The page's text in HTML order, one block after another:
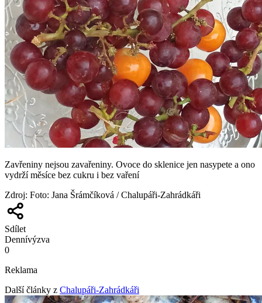
Zavřeniny nejsou zavařeniny. Ovoce do sklenice jen nasypete a ono
vydrží měsíce bez cukru i bez vaření
Zdroj: Foto: Jana Šrámčíková / Chalupáři-Zahrádkáři
Sdílet
Dennívýzva
0
Reklama
Další články z Chalupáři-Zahrádkáři